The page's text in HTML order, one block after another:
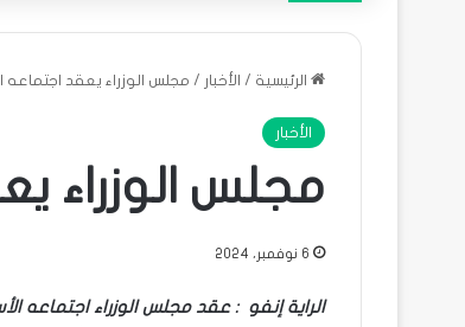
الرئيسية / الأخبار / مجلس الوزراء يعقد اجتماعه
الأخبار
مجلس الوزراء
6 نوفمبر، 2024
الراية إنفو : عقد مجلس الوزراء اجتماعه